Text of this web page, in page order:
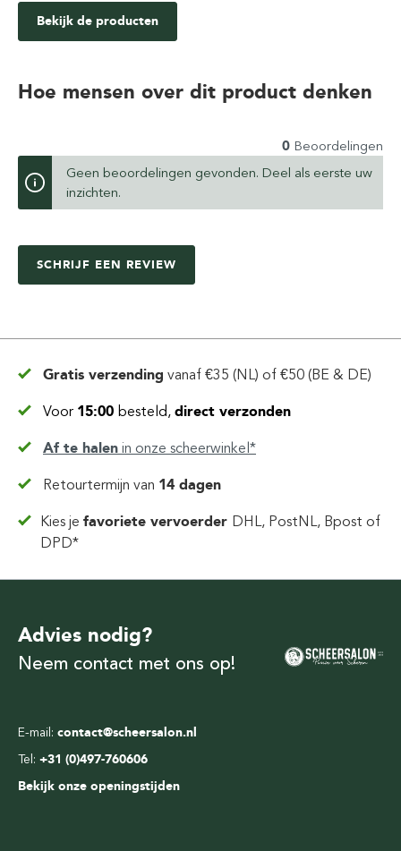
Bekijk de producten
Hoe mensen over dit product denken
0 Beoordelingen
Geen beoordelingen gevonden. Deel als eerste uw
inzichten.
SCHRIJF EEN REVIEW
Gratis verzending vanaf €35 (NL) of €50 (BE & DE)
Voor 15:00 besteld, direct verzonden
Af te halen in onze scheerwinkel*
Retourtermijn van 14 dagen
Kies jefavoriete vervoerder DHL, PostNL, Bpost of
DPD*
E-mail: contact@scheersalon.nl
Tel: +31 (0)497-760606
Bekijk onze openingstijden
Advies nodig?
Neem contact met ons op!